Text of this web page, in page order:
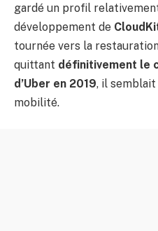
gardé un profil
développement de
tournée vers la
quittant définitivement le
d’Uber en 2019, il
mobilité.